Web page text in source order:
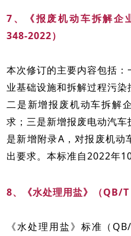
7、《报废机动车拆解企
348-2022）
本次修订的主要内容包括
业基础设施和拆解过程污染
二是新增报废机动车拆解
求；三是新增报废电动汽
是新增附录A，对报废机动
出要求。本标准自2022年
8、《水处理用盐》（QB/T
《水处理用盐》标准（